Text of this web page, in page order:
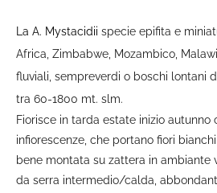
La A. Mystacidii specie epifita e
Africa, Zimbabwe, Mozambico,
fluviali, sempreverdi o boschi lontani
tra 60-1800 mt. slm.
Fiorisce in tarda estate inizio autunno
infiorescenze, che portano fiori
bene montata su zattera in ambiante
da serra intermedio/calda,